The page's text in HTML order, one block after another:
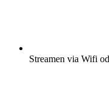
Streamen via Wifi